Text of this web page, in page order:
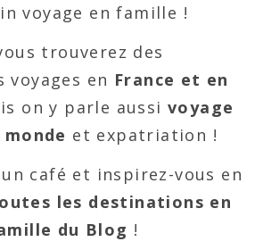
voyage en famille !
trouverez des
en France et en
on y parle aussi voyage
et expatriation !
café et inspirez-vous en
les destinations en
du Blog !